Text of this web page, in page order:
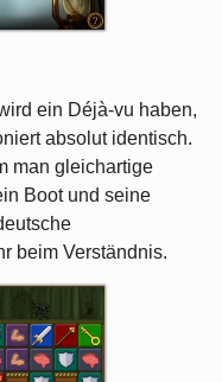
ein Déjà-vu haben,
absolut identisch.
man gleichartige
Boot und seine
beim Verständnis.